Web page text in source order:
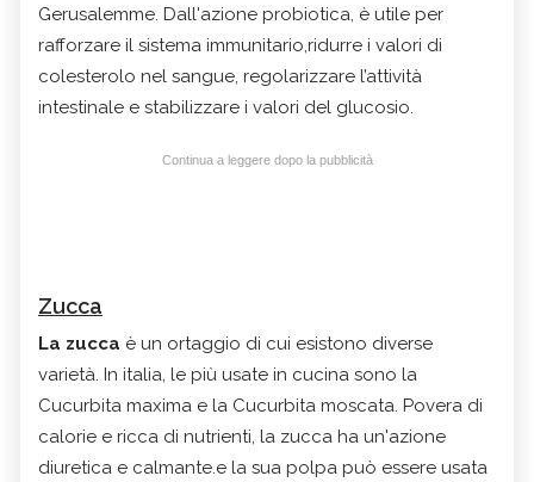
Gerusalemme. Dall'azione probiotica, è utile per
rafforzare il sistema immunitario,ridurre i valori di
colesterolo nel sangue, regolarizzare l’attività
intestinale e stabilizzare i valori del glucosio.
Continua a leggere dopo la pubblicità
Zucca
La zucca è un ortaggio di cui esistono diverse
varietà. In italia, le più usate in cucina sono la
Cucurbita maxima e la Cucurbita moscata. Povera di
calorie e ricca di nutrienti, la zucca ha un'azione
diuretica e calmante.e la sua polpa può essere usata